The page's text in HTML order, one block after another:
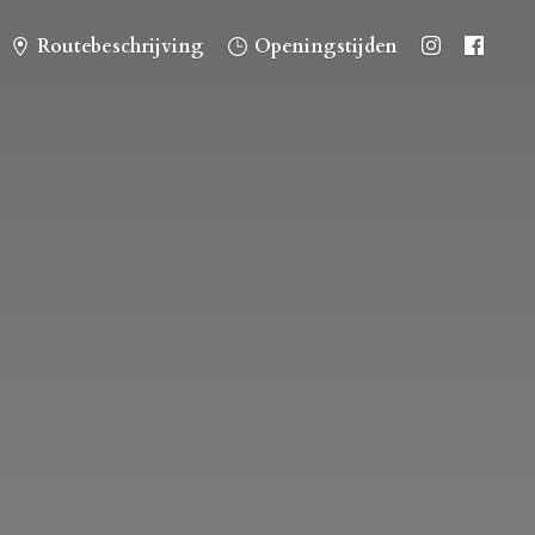
Routebeschrijving Openingstijden